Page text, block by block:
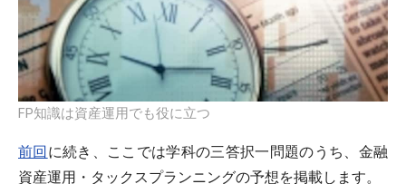
FP知識は資産運用でも役に立つ
前回 に続き、ここでは学科の三答択一問題のうち、金融
資産運用・タックスプランニングの予想を掲載します。